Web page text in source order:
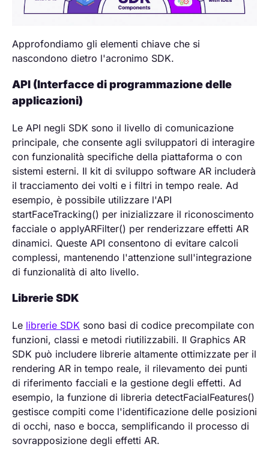
Approfondiamo gli elementi chiave che si
nascondono dietro l'acronimo SDK.
API (Interfacce di programmazione delle
applicazioni)
Le API negli SDK sono il livello di comunicazione
principale, che consente agli sviluppatori di interagire
con funzionalità specifiche della piattaforma o con
sistemi esterni. Il kit di sviluppo software AR includerà
il tracciamento dei volti e i filtri in tempo reale. Ad
esempio, è possibile utilizzare l'API
startFaceTracking() per inizializzare il riconoscimento
facciale o applyARFilter() per renderizzare effetti AR
dinamici. Queste API consentono di evitare calcoli
complessi, mantenendo l'attenzione sull'integrazione
di funzionalità di alto livello.
Librerie SDK
Le librerie SDK sono basi di codice precompilate con
funzioni, classi e metodi riutilizzabili. Il Graphics AR
SDK può includere librerie altamente ottimizzate per il
rendering AR in tempo reale, il rilevamento dei punti
di riferimento facciali e la gestione degli effetti. Ad
esempio, la funzione di libreria detectFacialFeatures()
gestisce compiti come l'identificazione delle posizioni
di occhi, naso e bocca, semplificando il processo di
sovrapposizione degli effetti AR.